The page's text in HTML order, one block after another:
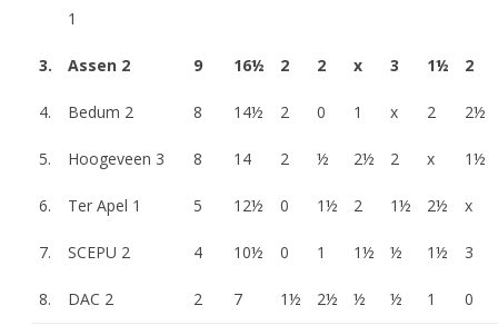
1
3. Assen 2 9 16½ 2 2 x 3 1½ 2
4. Bedum 2 8 14½ 2 0 1 x 2 2½
5. Hoogeveen 3 8 14 2 ½ 2½ 2 x 1½
6. Ter Apel 1 5 12½ 0 1½ 2 1½ 2½ x
7. SCEPU 2 4 10½ 0 1 1½ ½ 1½ 3
8. DAC 2 2 7 1½ 2½ ½ ½ 1 0